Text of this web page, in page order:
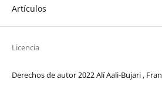
Artículos
Licencia
Derechos de autor 2022 Alí Aali-Bujari ,